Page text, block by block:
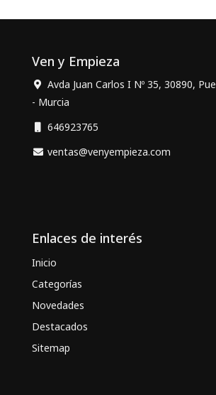
Ven y Empieza
Avda Juan Carlos I Nº 35, 30890,
- Murcia
646923765
ventas@venyempieza.com
Enlaces de interés
Inicio
Categorías
Novedades
Destacados
Sitemap